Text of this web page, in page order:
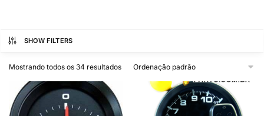
SHOW FILTERS
Mostrando todos os 34 resultados